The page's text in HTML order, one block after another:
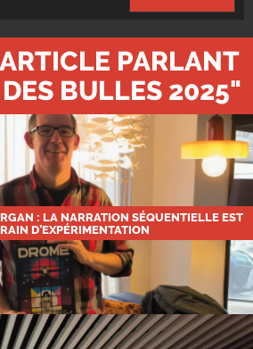
PARLANT
BULLES 2025"
: LA NARRATION SÉQUENTIELLE EST
D’EXPÉRIMENTATION